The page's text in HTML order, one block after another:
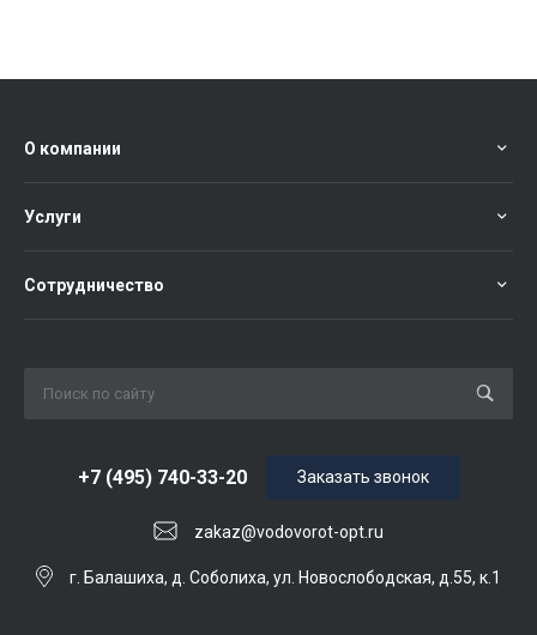
О компании
Услуги
Сотрудничество
+7 (495) 740-33-20
zakaz@vodovorot-opt.ru
Заказать звонок
г. Балашиха, д. Соболиха, ул. Новослободская, д.55, к.1